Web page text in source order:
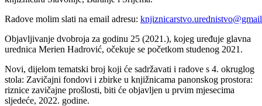
Radove molim slati na email adresu:
Objavljivanje dvobroja za godinu 25 (2021.), kojeg uređuje glavna
urednica Merien Hadrović, očekuje se početkom studenog 2021.
Novi, dijelom tematski broj koji će sadržavati i radove s 4. okruglog
stola: Zavičajni fondovi i zbirke u knjižnicama panonskog prostora:
riznice zavičajne prošlosti, biti će objavljen u prvim mjesecima
sljedeće, 2022. godine.